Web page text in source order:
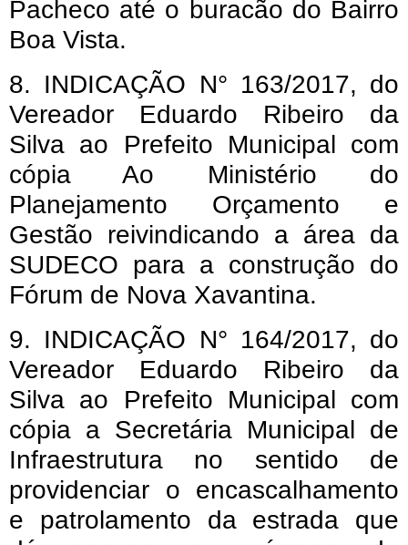
Pacheco até o buracão do Bairro
Boa Vista.
8. INDICAÇÃO N° 163/2017, do
Vereador Eduardo Ribeiro da
Silva ao Prefeito Municipal com
cópia Ao Ministério do
Planejamento Orçamento e
Gestão reivindicando a área da
SUDECO para a construção do
Fórum de Nova Xavantina.
9. INDICAÇÃO N° 164/2017, do
Vereador Eduardo Ribeiro da
Silva ao Prefeito Municipal com
cópia a Secretária Municipal de
Infraestrutura no sentido de
providenciar o encascalhamento
e patrolamento da estrada que